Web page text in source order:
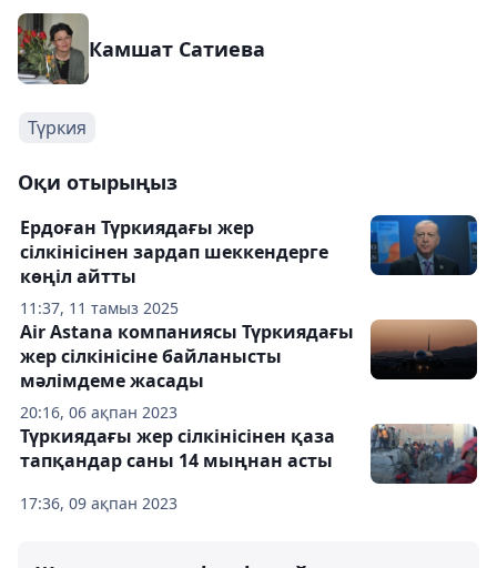
Камшат Сатиева
Түркия
Оқи отырыңыз
11:37, 11 тамыз 2025
Ердоған Түркиядағы жер
сілкінісінен зардап шеккендерге
көңіл айтты
20:16, 06 ақпан 2023
Air Astana компаниясы Түркиядағы
жер сілкінісіне байланысты
мәлімдеме жасады
17:36, 09 ақпан 2023
Түркиядағы жер сілкінісінен қаза
тапқандар саны 14 мыңнан асты